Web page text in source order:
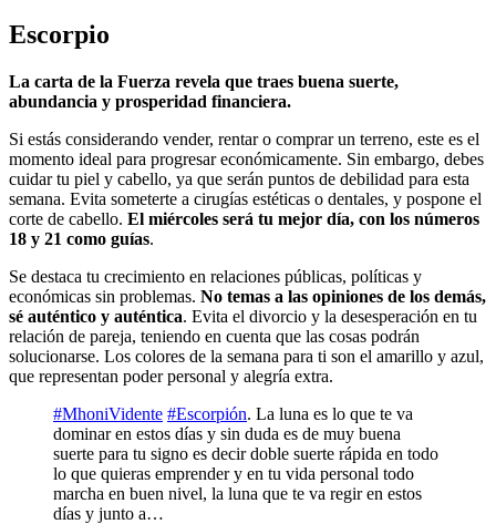
Escorpio
La carta de la Fuerza revela que traes buena suerte,
abundancia y prosperidad financiera.
Si estás considerando vender, rentar o comprar un terreno, este es el
momento ideal para progresar económicamente. Sin embargo, debes
cuidar tu piel y cabello, ya que serán puntos de debilidad para esta
semana. Evita someterte a cirugías estéticas o dentales, y pospone el
corte de cabello. El miércoles será tu mejor día, con los números
18 y 21 como guías.
Se destaca tu crecimiento en relaciones públicas, políticas y
económicas sin problemas. No temas a las opiniones de los demás,
sé auténtico y auténtica. Evita el divorcio y la desesperación en tu
relación de pareja, teniendo en cuenta que las cosas podrán
solucionarse. Los colores de la semana para ti son el amarillo y azul,
que representan poder personal y alegría extra.
#MhoniVidente #Escorpión. La luna es lo que te va
dominar en estos días y sin duda es de muy buena
suerte para tu signo es decir doble suerte rápida en todo
lo que quieras emprender y en tu vida personal todo
marcha en buen nivel, la luna que te va regir en estos
días y junto a…